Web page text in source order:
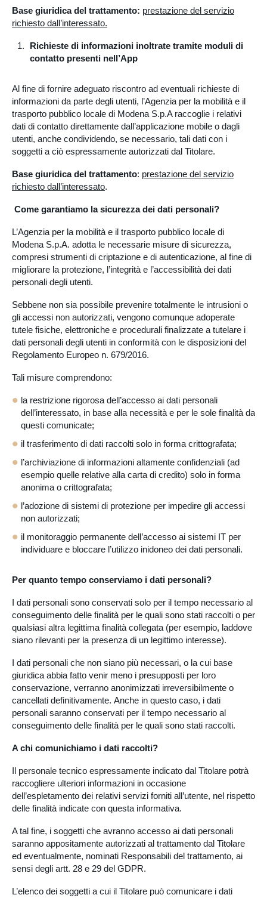
Base giuridica del trattamento: prestazione del servizio
richiesto dall’interessato.
Richieste di informazioni inoltrate tramite moduli di
contatto presenti nell’App
Al fine di fornire adeguato riscontro ad eventuali richieste di
informazioni da parte degli utenti, l’Agenzia per la mobilità e il
trasporto pubblico locale di Modena S.p.A raccoglie i relativi
dati di contatto direttamente dall’applicazione mobile o dagli
utenti, anche condividendo, se necessario, tali dati con i
soggetti a ciò espressamente autorizzati dal Titolare.
Base giuridica del trattamento: prestazione del servizio
richiesto dall’interessato.
Come garantiamo la sicurezza dei dati personali?
L’Agenzia per la mobilità e il trasporto pubblico locale di
Modena S.p.A. adotta le necessarie misure di sicurezza,
compresi strumenti di criptazione e di autenticazione, al fine di
migliorare la protezione, l’integrità e l’accessibilità dei dati
personali degli utenti.
Sebbene non sia possibile prevenire totalmente le intrusioni o
gli accessi non autorizzati, vengono comunque adoperate
tutele fisiche, elettroniche e procedurali finalizzate a tutelare i
dati personali degli utenti in conformità con le disposizioni del
Regolamento Europeo n. 679/2016.
Tali misure comprendono:
la restrizione rigorosa dell’accesso ai dati personali
dell’interessato, in base alla necessità e per le sole finalità da
questi comunicate;
il trasferimento di dati raccolti solo in forma crittografata;
l’archiviazione di informazioni altamente confidenziali (ad
esempio quelle relative alla carta di credito) solo in forma
anonima o crittografata;
l’adozione di sistemi di protezione per impedire gli accessi
non autorizzati;
il monitoraggio permanente dell’accesso ai sistemi IT per
individuare e bloccare l’utilizzo inidoneo dei dati personali.
Per quanto tempo conserviamo i dati personali?
I dati personali sono conservati solo per il tempo necessario al
conseguimento delle finalità per le quali sono stati raccolti o per
qualsiasi altra legittima finalità collegata (per esempio, laddove
siano rilevanti per la presenza di un legittimo interesse).
I dati personali che non siano più necessari, o la cui base
giuridica abbia fatto venir meno i presupposti per loro
conservazione, verranno anonimizzati irreversibilmente o
cancellati definitivamente. Anche in questo caso, i dati
personali saranno conservati per il tempo necessario al
conseguimento delle finalità per le quali sono stati raccolti.
A chi comunichiamo i dati raccolti?
Il personale tecnico espressamente indicato dal Titolare potrà
raccogliere ulteriori informazioni in occasione
dell’espletamento dei relativi servizi forniti all’utente, nel rispetto
delle finalità indicate con questa informativa.
A tal fine, i soggetti che avranno accesso ai dati personali
saranno appositamente autorizzati al trattamento dal Titolare
ed eventualmente, nominati Responsabili del trattamento, ai
sensi degli artt. 28 e 29 del GDPR.
L’elenco dei soggetti a cui il Titolare può comunicare i dati